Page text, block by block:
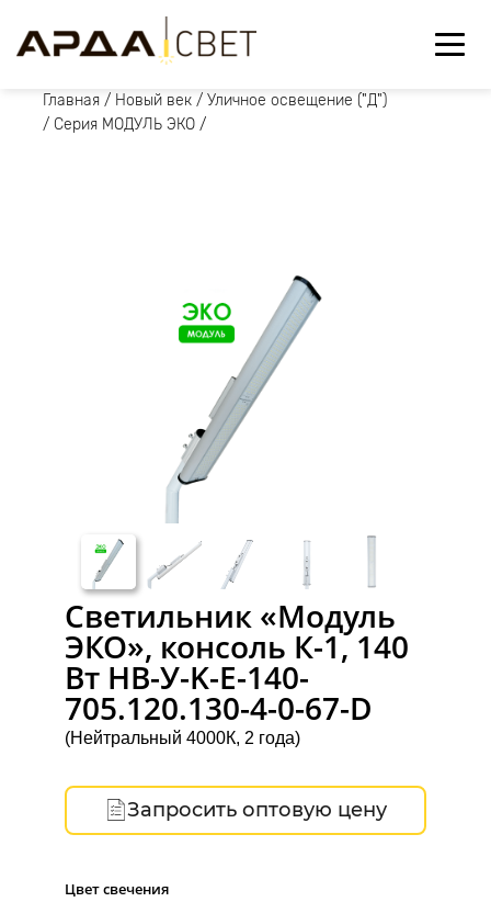
Главная / Новый век / Уличное освещение ("Д")
/ Серия МОДУЛЬ ЭКО /
Светильник «Модуль
ЭКО», консоль К-1, 140
Вт НВ-У-K-Е-140-
705.120.130-4-0-67-D
(Нейтральный 4000К, 2 года)
Запросить оптовую цену
Цвет свечения